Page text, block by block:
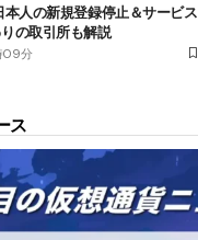
人の新規登録停止＆サービス
の取引所も解説
09分
ス